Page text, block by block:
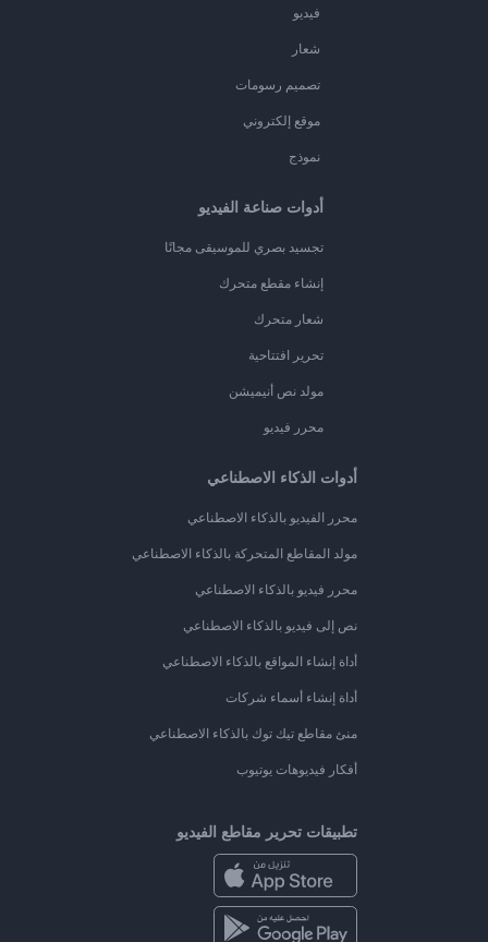
فيديو
شعار
تصميم رسومات
موقع إلكتروني
نموذج
أدوات صناعة الفيديو
تجسيد بصري للموسيقى مجانًا
إنشاء مقطع متحرك
شعار متحرك
تحرير افتتاحية
مولد نص أنيميشن
محرر فيديو
أدوات الذكاء الاصطناعي
محرر الفيديو بالذكاء الاصطناعي
مولد المقاطع المتحركة بالذكاء الاصطناعي
محرر فيديو بالذكاء الاصطناعي
نص إلى فيديو بالذكاء الاصطناعي
أداة إنشاء المواقع بالذكاء الاصطناعي
أداة إنشاء أسماء شركات
منئ مقاطع تيك توك بالذكاء الاصطناعي
أفكار فيديوهات يوتيوب
تطبيقات تحرير مقاطع الفيديو